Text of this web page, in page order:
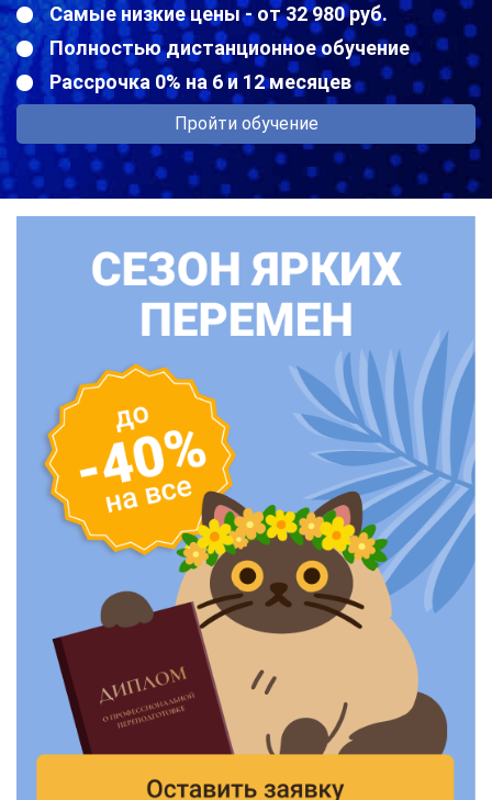
Самые низкие цены - от 32 980 руб.
Полностью дистанционное обучение
Рассрочка 0% на 6 и 12 месяцев
Пройти обучение